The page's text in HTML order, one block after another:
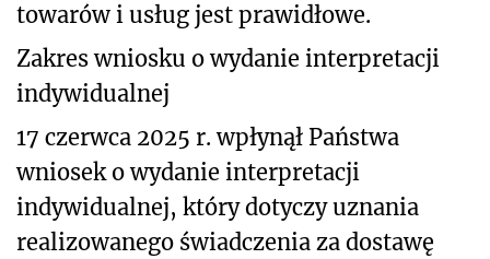
towarów i usług jest prawidłowe.
Zakres wniosku o wydanie interpretacji
indywidualnej
17 czerwca 2025 r. wpłynął Państwa
wniosek o wydanie interpretacji
indywidualnej, który dotyczy uznania
realizowanego świadczenia za dostawę